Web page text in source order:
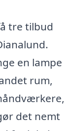
tre tilbud
en lampe
rum,
det nemt